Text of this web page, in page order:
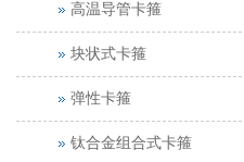
高温导管卡箍
块状式卡箍
弹性卡箍
钛合金组合式卡箍